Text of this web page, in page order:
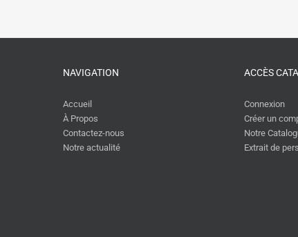
NAVIGATION
Accueil
À Propos
Contactez-nous
Notre actualité
ACCÈS
Connexion
Créer un
Notre
Extrait de